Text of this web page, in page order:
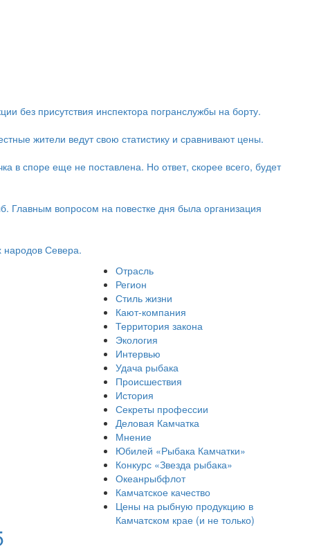
без присутствия инспектора погранслужбы на борту.
жители ведут свою статистику и сравнивают цены.
в споре еще не поставлена. Но ответ, скорее всего, будет
Главным вопросом на повестке дня была организация
народов Севера.
Отрасль
Регион
Стиль жизни
Кают-компания
Территория закона
Экология
Интервью
Удача рыбака
Происшествия
История
Секреты профессии
Деловая Камчатка
Мнение
Юбилей «Рыбака Камчатки»
Конкурс «Звезда рыбака»
Океанрыбфлот
Камчатское качество
Цены на рыбную продукцию в
Камчатском крае (и не только)